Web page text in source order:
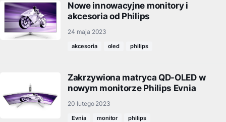
Nowe innowacyjne monitory i
akcesoria od Philips
24 maja 2023
akcesoria oled philips
Zakrzywiona matryca QD-OLED w
nowym monitorze Philips Evnia
20 lutego 2023
Evnia monitor philips